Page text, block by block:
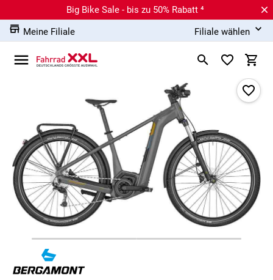
Big Bike Sale - bis zu 50% Rabatt ⁴
Meine Filiale
Filiale wählen